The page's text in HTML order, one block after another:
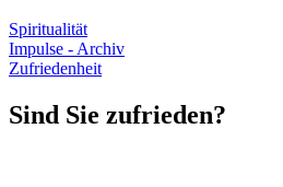
Spiritualität
Impulse - Archiv
Zufriedenheit
Sind Sie zufrieden?